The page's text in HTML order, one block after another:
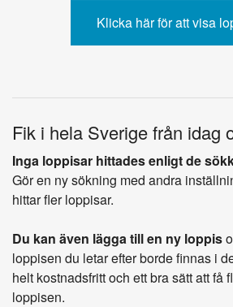
Fik i hela Sverige från idag
Inga loppisar hittades enligt de
Gör en ny sökning med andra
hittar fler loppisar.
Du kan även lägga till en ny loppis
loppisen du letar efter borde finnas i
helt kostnadsfritt och ett bra sätt att få
loppisen.